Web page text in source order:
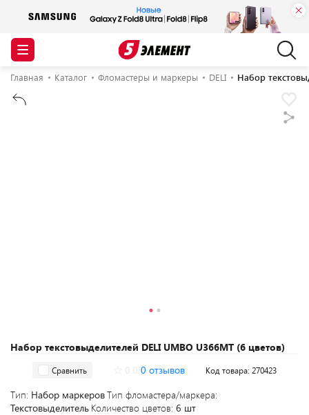
Главная Каталог Фломастеры и маркеры DELI Набор
Набор текстовыделителей DELI UMBO U366MT (6 цветов)
Сравнить 0 отзывов Код товара: 270423
Тип: Набор маркеровТип фломастера/маркера:
Текстовыделитель Количество цветов: 6 шт